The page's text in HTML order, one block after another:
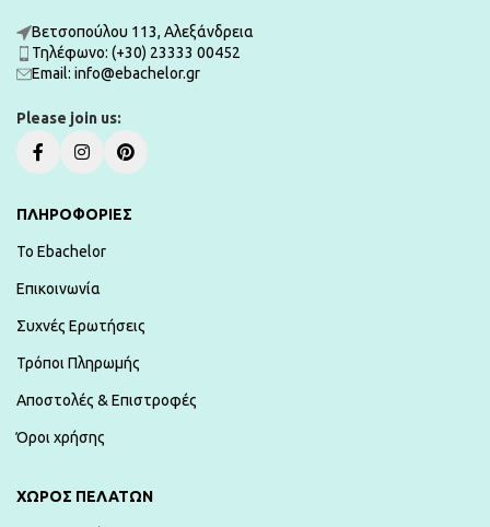
Βετσοπούλου 113, Αλεξάνδρεια
Τηλέφωνο: (+30) 23333 00452
Εmail: info@ebachelor.gr
Please join us:
ΠΛΗΡΟΦΟΡΙΕΣ
To Ebachelor
Επικοινωνία
Συχνές Ερωτήσεις
Τρόποι Πληρωμής
Αποστολές & Επιστροφές
Όροι χρήσης
ΧΏΡΟΣ ΠΕΛΑΤΏΝ